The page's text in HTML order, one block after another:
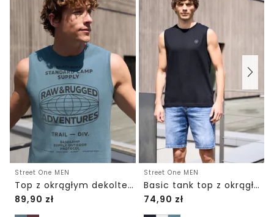
Street One MEN
Top z okrągłym dekoltem i FotoPrintem
89,90 zł
Street One MEN
Basic tank top z okrągłym dekoltem
74,90 zł